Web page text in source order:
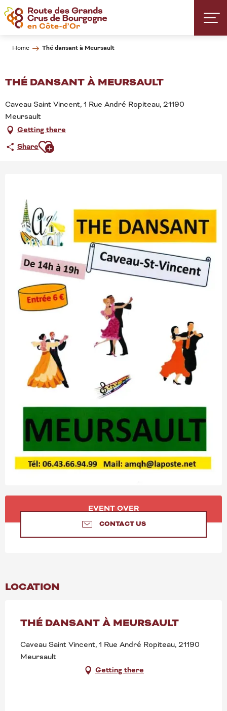
Aller
au
contenu
Home Thé dansant à Meursault
THÉ DANSANT À MEURSAULT
Caveau Saint Vincent, 1 Rue André Ropiteau, 21190
Meursault
Getting there
ShareAjouter aux favoris
OPENING HOURS &
EVENT OVER
CONTACT US
LOCATION
THÉ DANSANT À MEURSAULT
Caveau Saint Vincent, 1 Rue André Ropiteau, 21190
Meursault
Getting there